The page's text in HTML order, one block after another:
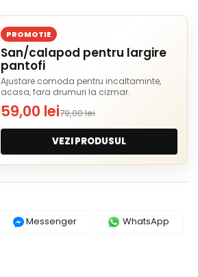
PROMOTIE
San/calapod pentru largire
pantofi
Ajustare comoda pentru incaltaminte,
acasa, fara drumuri la cizmar.
59,00 lei79,00 lei
VEZI PRODUSUL
Messenger WhatsApp